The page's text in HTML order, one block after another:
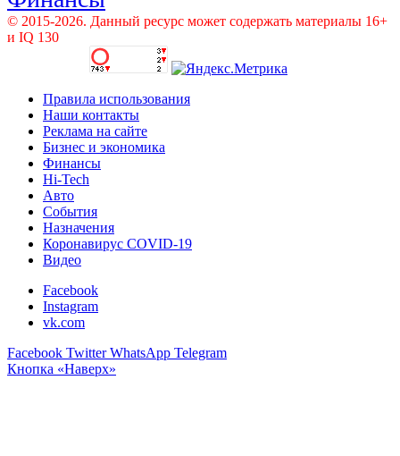
© 2015-2026. Данный ресурс может содержать материалы 16+
и IQ 130
Правила использования
Наши контакты
Реклама на сайте
Бизнес и экономика
Финансы
Hi-Tech
Авто
События
Назначения
Коронавирус COVID-19
Видео
Facebook
Instagram
vk.com
Facebook Twitter WhatsApp Telegram
Кнопка «Наверх»